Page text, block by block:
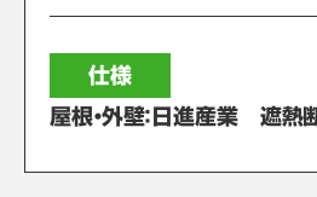
仕様
屋根・外壁：日進産業 遮